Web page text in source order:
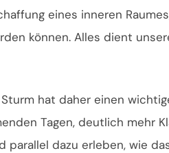
eines inneren
können. Alles dient
hat daher einen
Tagen, deutlich mehr
parallel dazu erleben, wie